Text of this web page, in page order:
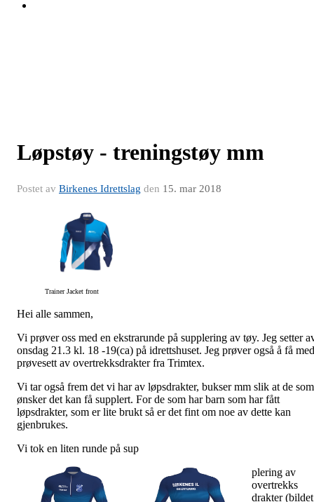
Løpstøy - treningstøy mm
Postet av Birkenes Idrettslag den 15. mar 2018
Trainer Jacket front
Hei alle sammen,
Vi prøver oss med en ekstrarunde på supplering av tøy. Jeg setter
onsdag 21.3 kl. 18 -19(ca) på idrettshuset. Jeg prøver også å få med
prøvesett av overtrekksdrakter fra Trimtex.
Vi tar også frem det vi har av løpsdrakter, bukser mm slik at de som
ønsker det kan få supplert. For de som har barn som har fått
løpsdrakter, som er lite brukt så er det fint om noe av dette kan
gjenbrukes.
Vi tok en liten runde på sup
plering av
overtrekks
drakter (bildet